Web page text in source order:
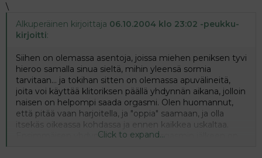
\
Alkuperäinen kirjoittaja 06.10.2004 klo 23:02 -peukku-
kirjoitti:
Siihen on olemassa asentoja, joissa miehen peniksen tyvi
hieroo samalla sinua sieltä, mihin yleensä sormia
tarvitaan... ja tokihan sitten on olemassa apuvälineitä,
joita voi käyttää klitoriksen päällä yhdynnän aikana, jolloin
naisen on helpompi saada orgasmi. Olen huomannut,
että pitää vaan harjoitella, ja "oppia" saamaan, ja olla
itsekäs oikeassa kohdassa ja ennen kaikkea uskaltaa.
Ensimmäisen yhdynnässä saadun orgasmin jälkeen on
Click to expand...